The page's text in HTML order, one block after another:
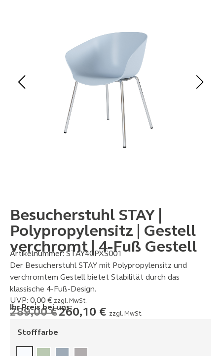
Besucherstuhl STAY |
Polypropylensitz | Gestell
verchromt | 4-Fuß Gestell
Artikelnummer: STAY4CPXS001
Der Besucherstuhl STAY mit Polypropylensitz und
verchromtem Gestell bietet Stabilität durch das
klassische 4-Fuß-Design.
UVP: 0,00 € zzgl. MwSt.
Ihr Preis bei uns:
289,00€260,10 € zzgl. MwSt.
Stofffarbe